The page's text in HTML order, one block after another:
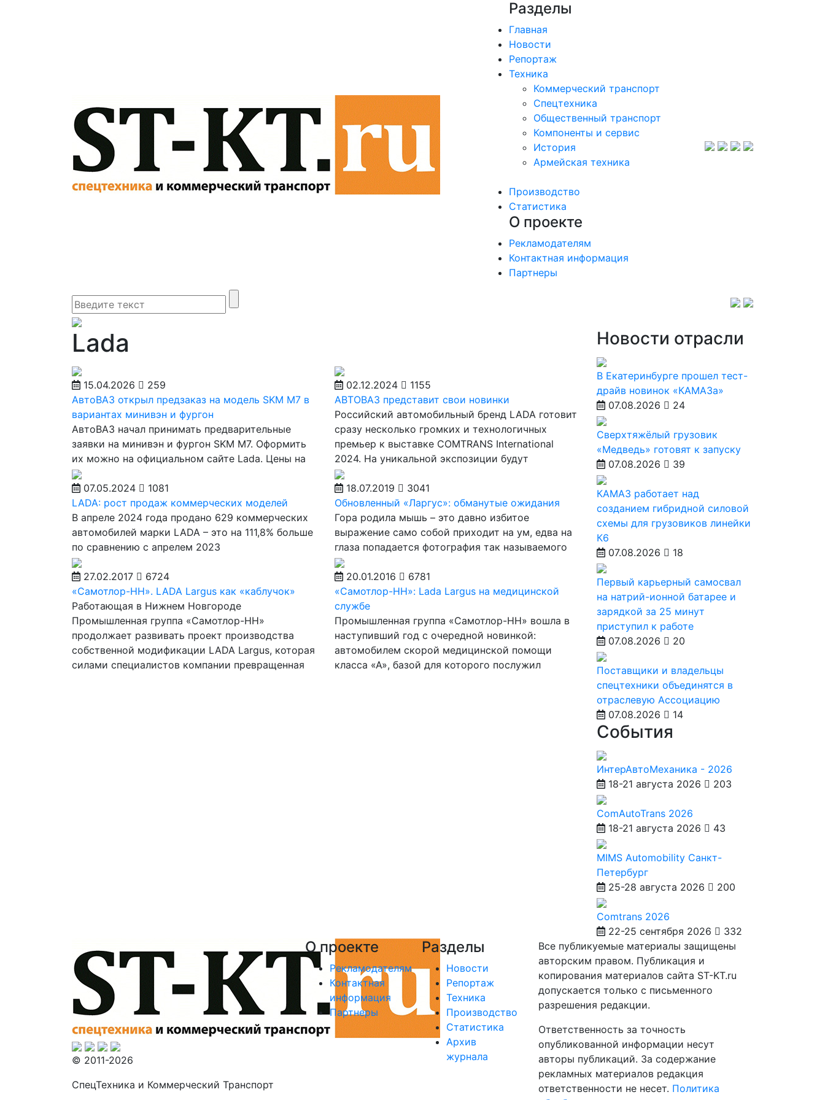
Разделы
Главная
Новости
Репортаж
Техника
Коммерческий транспорт
Спецтехника
Общественный транспорт
Компоненты и сервис
История
Армейская техника
Производство
Статистика
О проекте
Рекламодателям
Контактная информация
Партнеры
Lada
15.04.2026
259
АвтоВАЗ открыл предзаказ на модель SKM M7 в
вариантах минивэн и фургон
АвтоВАЗ начал принимать предварительные
заявки на минивэн и фургон SKM M7. Оформить
их можно на официальном сайте Lada. Цены на
02.12.2024
1155
АВТОВАЗ представит свои новинки
Российский автомобильный бренд LADA готовит
сразу несколько громких и технологичных
премьер к выставке COMTRANS International
2024. На уникальной экспозиции будут
07.05.2024
1081
LADA: рост продаж коммерческих моделей
В апреле 2024 года продано 629 коммерческих
автомобилей марки LADA – это на 111,8% больше
по сравнению с апрелем 2023
18.07.2019
3041
Обновленный «Ларгус»: обманутые ожидания
Гора родила мышь – это давно избитое
выражение само собой приходит на ум, едва на
глаза попадается фотография так называемого
27.02.2017
6724
«Самотлор-НН». LADA Largus как «каблучок»
Работающая в Нижнем Новгороде
Промышленная группа «Самотлор-НН»
продолжает развивать проект производства
собственной модификации LADA Largus, которая
силами специалистов компании превращенная
20.01.2016
6781
«Самотлор-НН»: Lada Largus на медицинской
службе
Промышленная группа «Самотлор-НН» вошла в
наступивший год с очередной новинкой:
автомобилем скорой медицинской помощи
класса «А», базой для которого послужил
Новости отрасли
В Екатеринбурге прошел тест-
драйв новинок «КАМАЗа»
07.08.2026
24
Сверхтяжёлый грузовик
«Медведь» готовят к запуску
07.08.2026
39
КАМАЗ работает над
созданием гибридной силовой
схемы для грузовиков линейки
К6
07.08.2026
18
Первый карьерный самосвал
на натрий-ионной батарее и
зарядкой за 25 минут
приступил к работе
07.08.2026
20
Поставщики и владельцы
спецтехники объединятся в
отраслевую Ассоциацию
07.08.2026
14
События
ИнтерАвтоМеханика - 2026
18-21 августа 2026
203
ComAutoTrans 2026
18-21 августа 2026
43
MIMS Automobility Санкт-
Петербург
25-28 августа 2026
200
Comtrans 2026
22-25 сентября 2026
332
© 2011-2026
СпецТехника и Коммерческий Транспорт
О проекте
Рекламодателям
Контактная
информация
Партнеры
Разделы
Новости
Репортаж
Техника
Производство
Статистика
Архив
журнала
Все публикуемые материалы защищены
авторским правом. Публикация и
копирования материалов сайта ST-KT.ru
допускается только с письменного
разрешения редакции.
Ответственность за точность
опубликованной информации несут
авторы публикаций. За содержание
рекламных материалов редакция
ответственности не несет. Политика